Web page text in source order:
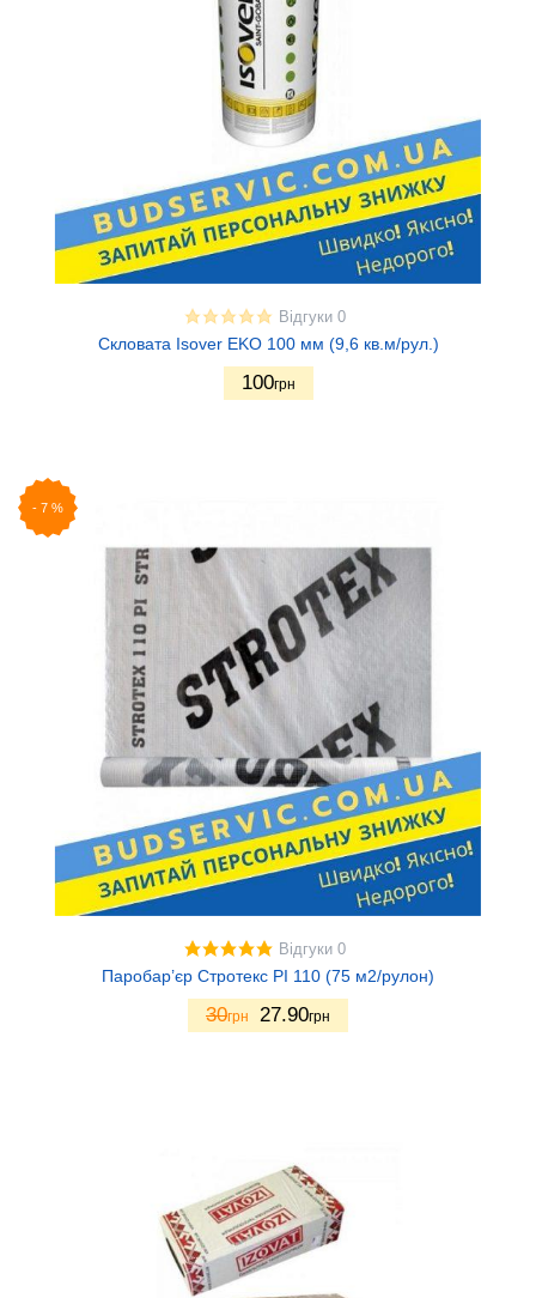
Відгуки 0
Скловата Isover EKO 100 мм (9,6 кв.м/рул.)
100грн
- 7 %
Відгуки 0
Паробар’єр Стротекс PI 110 (75 м2/рулон)
30грн 27.90грн